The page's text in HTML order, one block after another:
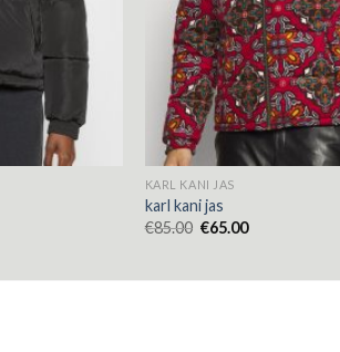
KARL KANI JAS
karl kani jas
€85.00 €65.00